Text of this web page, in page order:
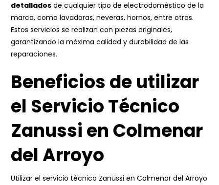
detallados de cualquier tipo de electrodoméstico de la
marca, como lavadoras, neveras, hornos, entre otros.
Estos servicios se realizan con piezas originales,
garantizando la máxima calidad y durabilidad de las
reparaciones.
Beneficios de utilizar
el Servicio Técnico
Zanussi en Colmenar
del Arroyo
Utilizar el servicio técnico Zanussi en Colmenar del Arroyo